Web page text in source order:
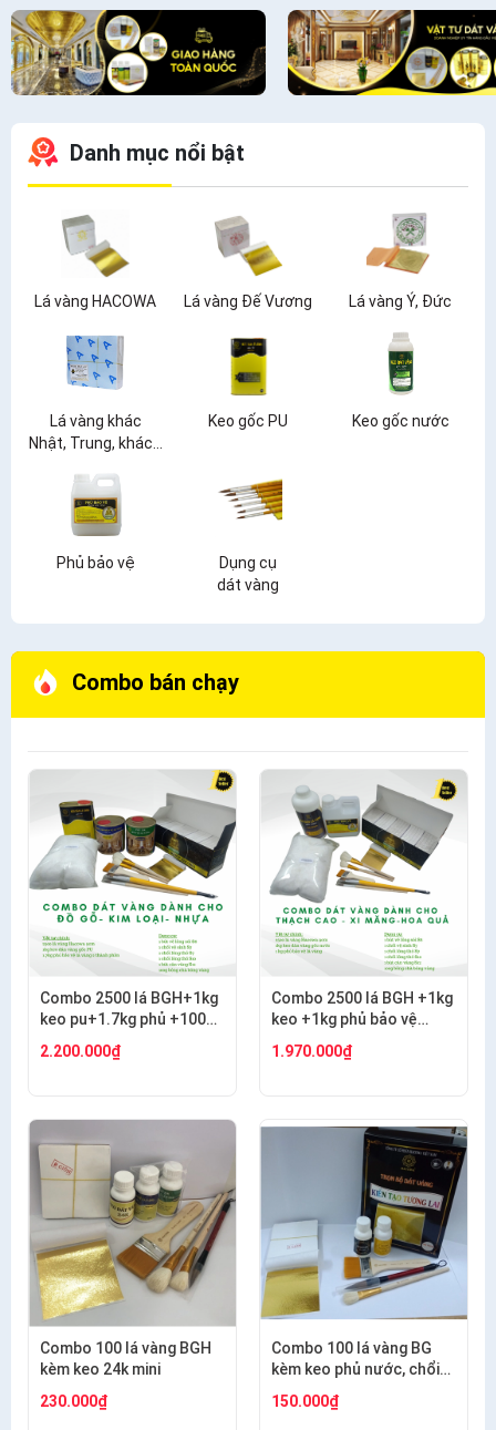
Danh mục nổi bật
Lá vàng HACOWA Lá vàng Đế Vương Lá vàng Ý, Đức
Lá vàng khác
Nhật, Trung, khác...
Keo gốc PU Keo gốc nước
Phủ bảo vệ
Dụng cụ
dát vàng
Combo bán chạy
Combo 2500 lá BGH+1kg
keo pu+1.7kg phủ +100g
ngắn s12+s7 cước
2.200.000₫
Combo 2500 lá BGH +1kg
keo +1kg phủ bảo vệ
cán vàng S12+ nhọn
1.970.000₫
Combo 100 lá vàng BGH
kèm keo 24k mini
230.000₫
Combo 100 lá vàng BG
kèm keo phủ nước, chổi
tạo
150.000₫